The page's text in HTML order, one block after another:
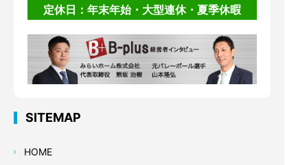
定休日：年末年始・大型連休・夏季休暇
SITEMAP
HOME